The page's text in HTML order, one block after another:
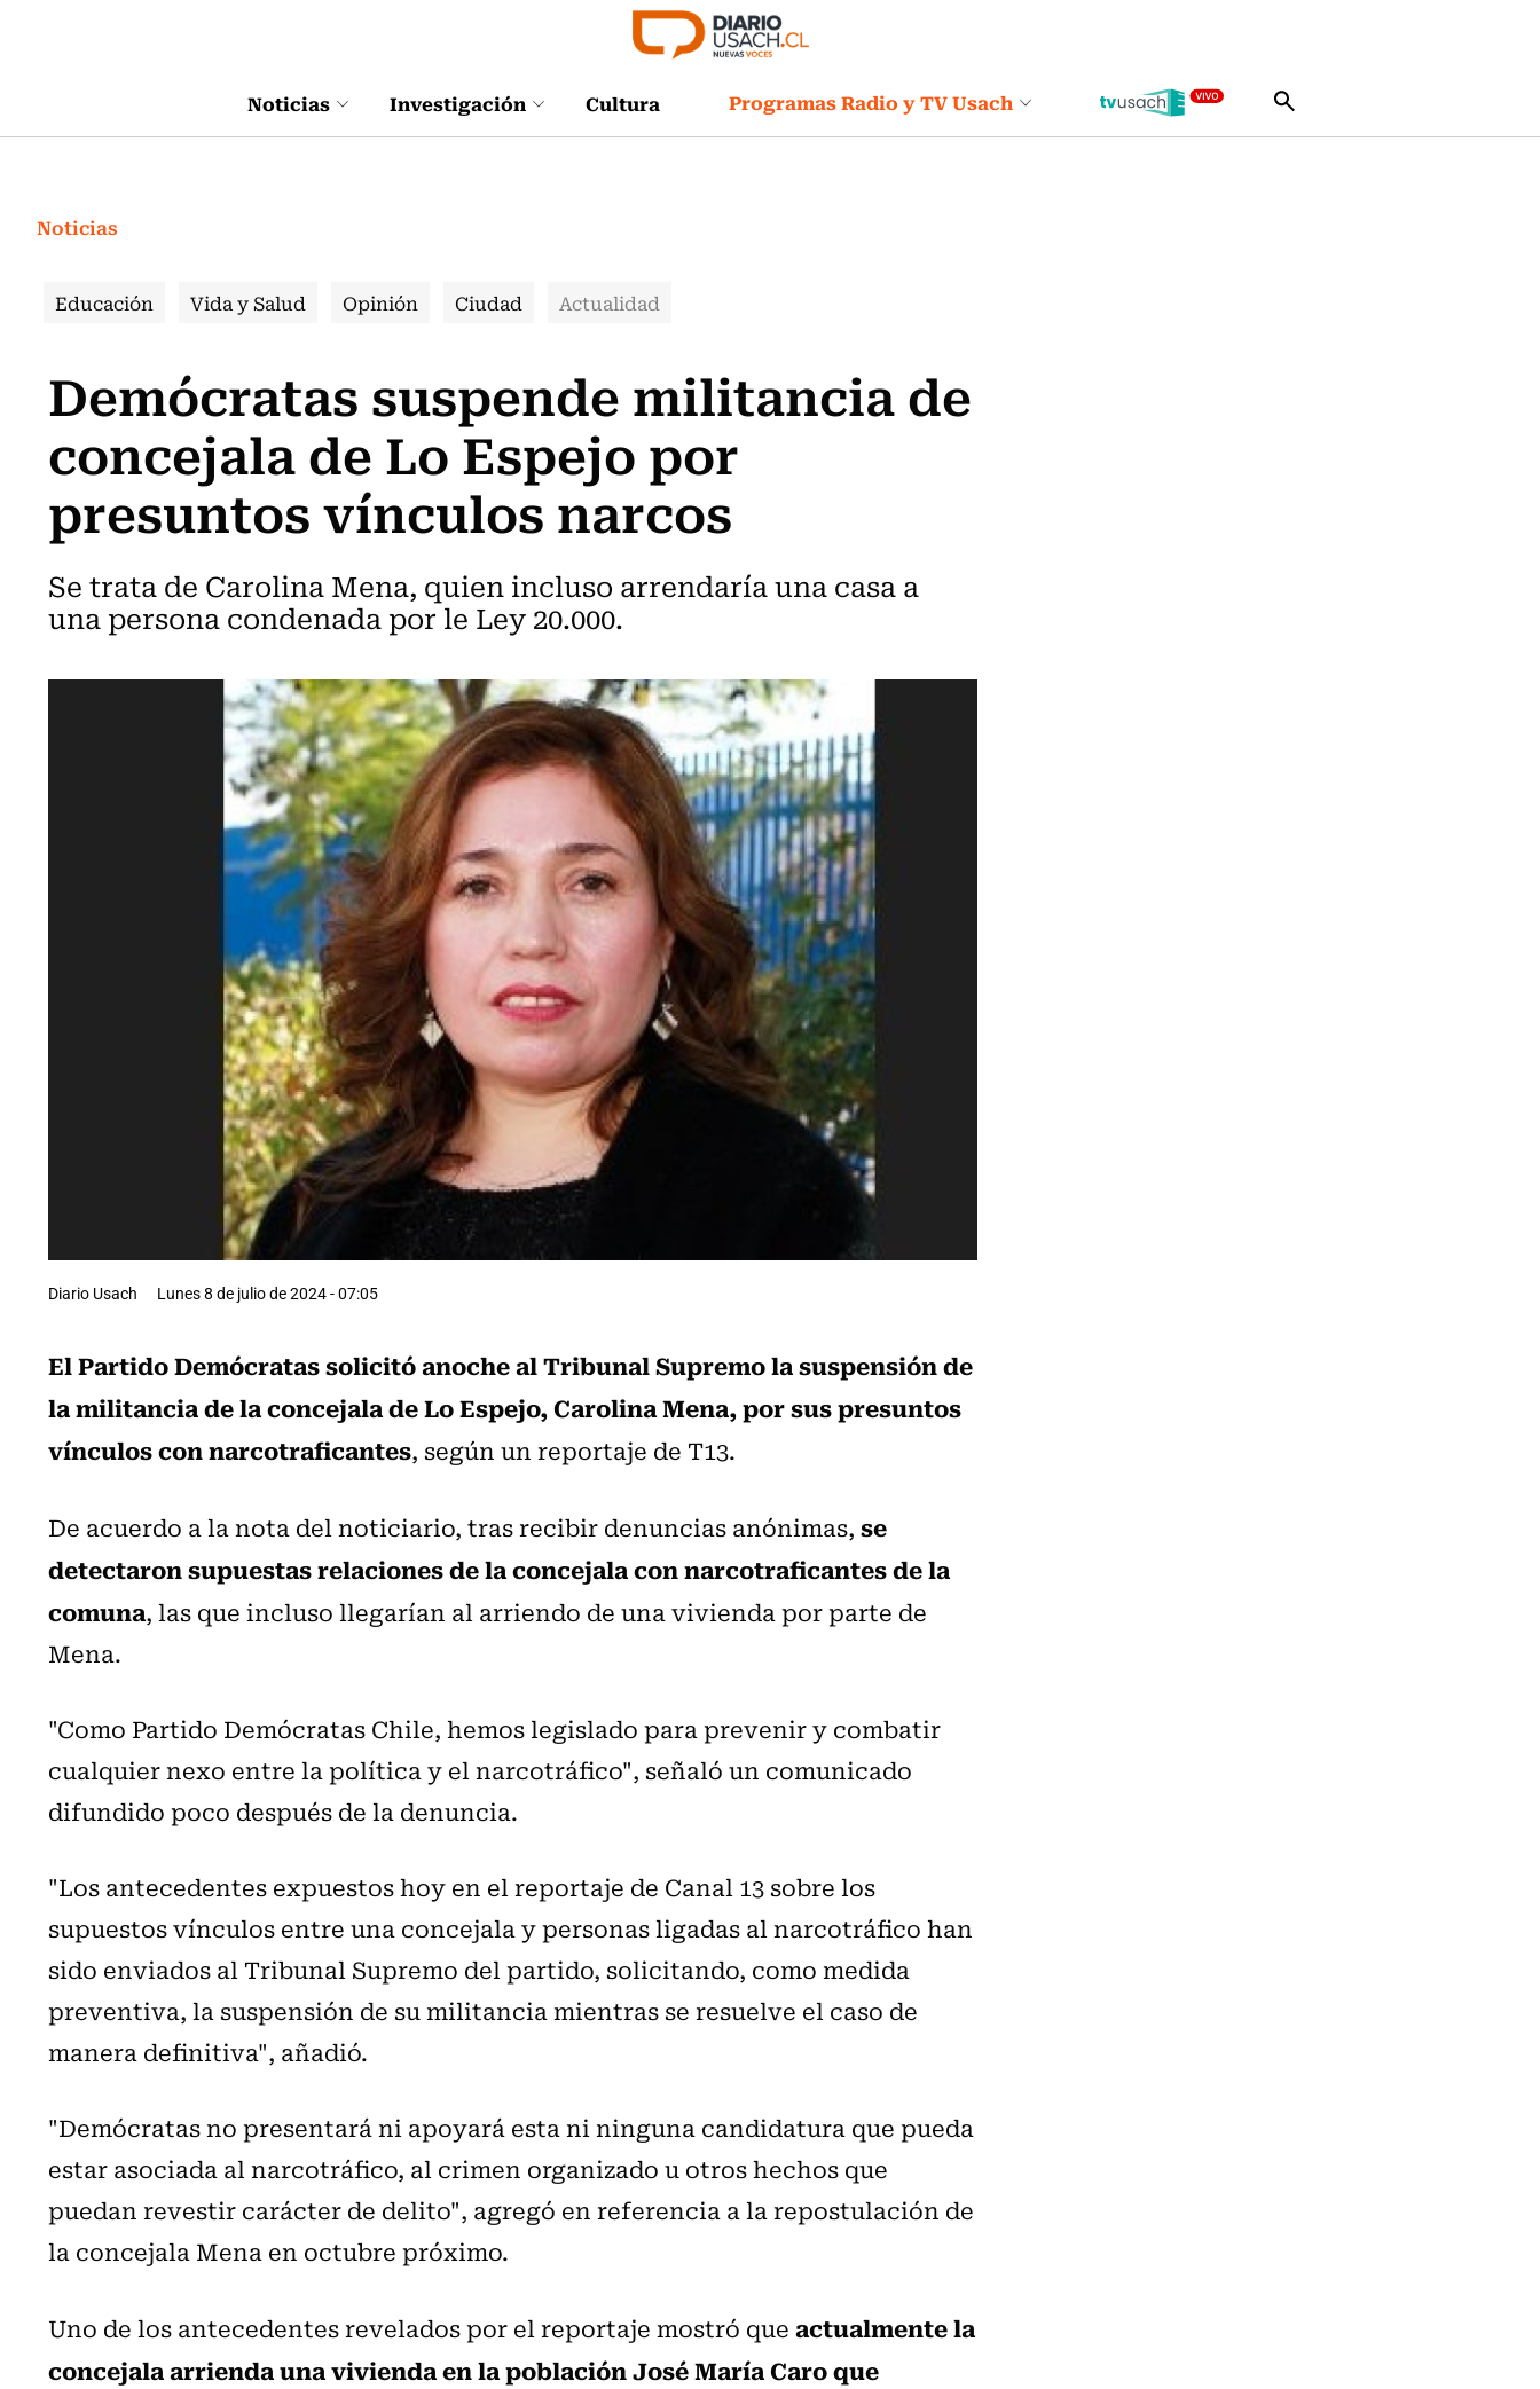
Noticias Investigación Cultura Programas Radio y TV Usach
Noticias
Educación Vida y Salud Opinión Ciudad Actualidad
Demócratas suspende militancia de
concejala de Lo Espejo por
presuntos vínculos narcos
Se trata de Carolina Mena, quien incluso arrendaría una casa a
una persona condenada por le Ley 20.000.
Diario Usach Lunes 8 de julio de 2024 - 07:05
El Partido Demócratas solicitó anoche al Tribunal Supremo la suspensión de
la militancia de la concejala de Lo Espejo, Carolina Mena, por sus presuntos
vínculos con narcotraficantes, según un reportaje de T13.
De acuerdo a la nota del noticiario, tras recibir denuncias anónimas,se
detectaron supuestas relaciones de la concejala con narcotraficantes de la
comuna, las que incluso llegarían al arriendo de una vivienda por parte de
Mena.
"Como Partido Demócratas Chile, hemos legislado para prevenir y combatir
cualquier nexo entre la política y el narcotráfico", señaló un comunicado
difundido poco después de la denuncia.
"Los antecedentes expuestos hoy en el reportaje de Canal 13 sobre los
supuestos vínculos entre una concejala y personas ligadas al narcotráfico han
sido enviados al Tribunal Supremo del partido, solicitando, como medida
preventiva, la suspensión de su militancia mientras se resuelve el caso de
manera definitiva", añadió.
"Demócratas no presentará ni apoyará esta ni ninguna candidatura que pueda
estar asociada al narcotráfico, al crimen organizado u otros hechos que
puedan revestir carácter de delito", agregó en referencia a la repostulación de
la concejala Mena en octubre próximo.
Uno de los antecedentes revelados por el reportaje mostró queactualmente la
concejala arrienda una vivienda en la población José María Caro que